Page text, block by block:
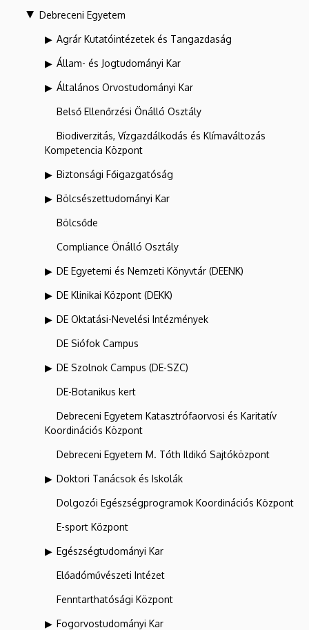
Debreceni Egyetem
Agrár Kutatóintézetek és Tangazdaság
Állam- és Jogtudományi Kar
Általános Orvostudományi Kar
Belső Ellenőrzési Önálló Osztály
Biodiverzitás, Vízgazdálkodás és Klímaváltozás
Kompetencia Központ
Biztonsági Főigazgatóság
Bölcsészettudományi Kar
Bölcsőde
Compliance Önálló Osztály
DE Egyetemi és Nemzeti Könyvtár (DEENK)
DE Klinikai Központ (DEKK)
DE Oktatási-Nevelési Intézmények
DE Siófok Campus
DE Szolnok Campus (DE-SZC)
DE-Botanikus kert
Debreceni Egyetem Katasztrófaorvosi és Karitatív
Koordinációs Központ
Debreceni Egyetem M. Tóth Ildikó Sajtóközpont
Doktori Tanácsok és Iskolák
Dolgozói Egészségprogramok Koordinációs Központ
E-sport Központ
Egészségtudományi Kar
Előadóművészeti Intézet
Fenntarthatósági Központ
Fogorvostudományi Kar